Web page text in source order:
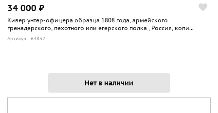
34 000 ₽
Кивер унтер-офицера образца 1808 года, армейского
гренадерского, пехотного или егерского полка , Россия, копи...
Артикул: 64832
Нет в наличии